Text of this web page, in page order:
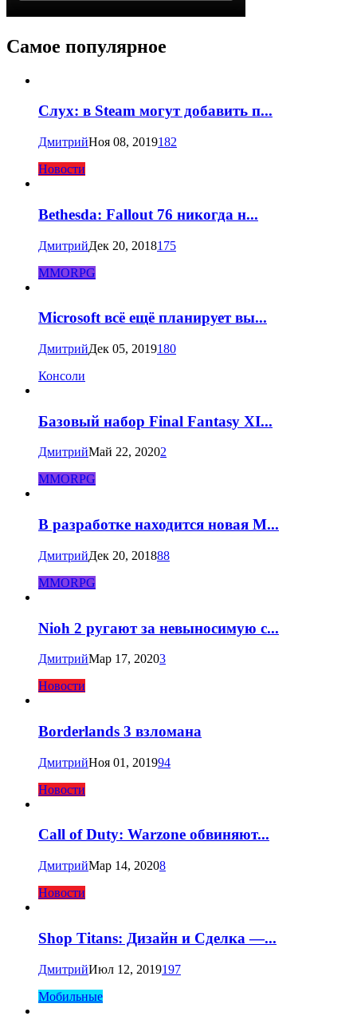
Самое популярное
Слух: в Steam могут добавить п...
ДмитрийНоя 08, 2019182
Новости
Bethesda: Fallout 76 никогда н...
ДмитрийДек 20, 2018175
MMORPG
Microsoft всё ещё планирует вы...
ДмитрийДек 05, 2019180
Консоли
Базовый набор Final Fantasy XI...
ДмитрийМай 22, 20202
MMORPG
В разработке находится новая M...
ДмитрийДек 20, 201888
MMORPG
Nioh 2 ругают за невыносимую с...
ДмитрийМар 17, 20203
Новости
Borderlands 3 взломана
ДмитрийНоя 01, 201994
Новости
Call of Duty: Warzone обвиняют...
ДмитрийМар 14, 20208
Новости
Shop Titans: Дизайн и Сделка —...
ДмитрийИюл 12, 2019197
Мобильные